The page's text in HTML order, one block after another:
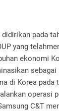
pada
yang
ekonomi
sebagai
di Korea pada
operasi
C&T